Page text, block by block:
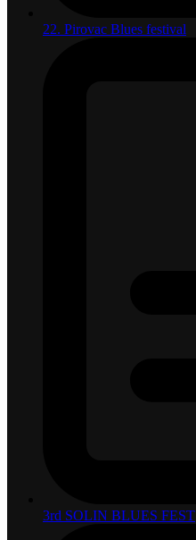
22. Pirovac Blues festival
3rd SOLIN BLUES FEST